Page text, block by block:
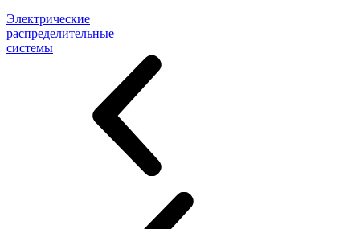
Электрические
распределительные
системы